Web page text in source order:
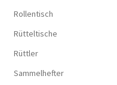
Rollentisch
Rütteltische
Rüttler
Sammelhefter